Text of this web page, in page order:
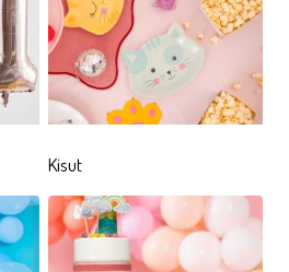
meissä kaikissa asuu myös
kurkistaa vähän
kaulansa avulla. Viidakon
ja karjahdella luvan
kuuluvat lempeät,
pikkukarhujen
Kisut